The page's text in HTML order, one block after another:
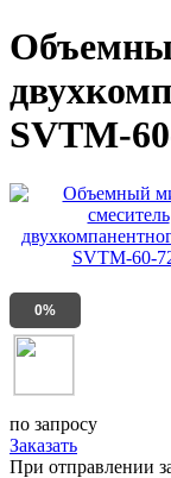
SVTM-
0%
по запросу
Заказать
При отправлении